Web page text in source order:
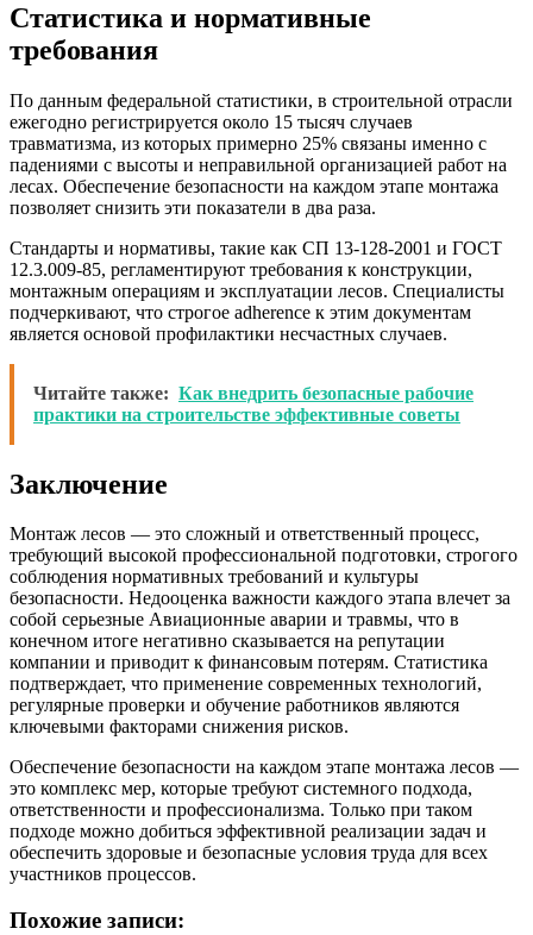
Статистика и нормативные
требования
По данным федеральной статистики, в строительной отрасли
ежегодно регистрируется около 15 тысяч случаев
травматизма, из которых примерно 25% связаны именно с
падениями с высоты и неправильной организацией работ на
лесах. Обеспечение безопасности на каждом этапе монтажа
позволяет снизить эти показатели в два раза.
Стандарты и нормативы, такие как СП 13-128-2001 и ГОСТ
12.3.009-85, регламентируют требования к конструкции,
монтажным операциям и эксплуатации лесов. Специалисты
подчеркивают, что строгое adherence к этим документам
является основой профилактики несчастных случаев.
Читайте также: Как внедрить безопасные рабочие
практики на строительстве эффективные советы
Заключение
Монтаж лесов — это сложный и ответственный процесс,
требующий высокой профессиональной подготовки, строгого
соблюдения нормативных требований и культуры
безопасности. Недооценка важности каждого этапа влечет за
собой серьезные Авиационные аварии и травмы, что в
конечном итоге негативно сказывается на репутации
компании и приводит к финансовым потерям. Статистика
подтверждает, что применение современных технологий,
регулярные проверки и обучение работников являются
ключевыми факторами снижения рисков.
Обеспечение безопасности на каждом этапе монтажа лесов —
это комплекс мер, которые требуют системного подхода,
ответственности и профессионализма. Только при таком
подходе можно добиться эффективной реализации задач и
обеспечить здоровые и безопасные условия труда для всех
участников процессов.
Похожие записи: